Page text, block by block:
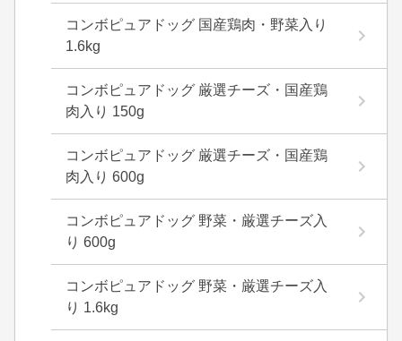
コンボピュアドッグ 国産鶏肉・野菜入り
1.6kg
コンボピュアドッグ 厳選チーズ・国産鶏
肉入り 150g
コンボピュアドッグ 厳選チーズ・国産鶏
肉入り 600g
コンボピュアドッグ 野菜・厳選チーズ入
り 600g
コンボピュアドッグ 野菜・厳選チーズ入
り 1.6kg